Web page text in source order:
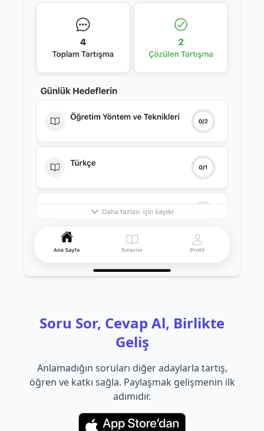
Soru Sor, Cevap Al, Birlikte
Geliş
Anlamadığın soruları diğer adaylarla tartış,
öğren ve katkı sağla. Paylaşmak gelişmenin ilk
adımıdır.